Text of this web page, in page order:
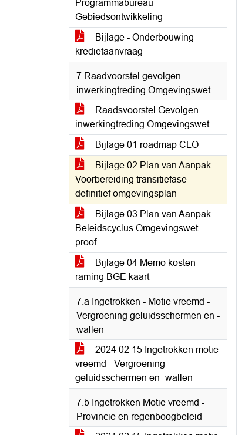
Programmabureau
Gebiedsontwikkeling
Bijlage - Onderbouwing
kredietaanvraag
7 Raadvoorstel gevolgen
inwerkingtreding Omgevingswet
Raadsvoorstel Gevolgen
inwerkingtreding Omgevingswet
Bijlage 01 roadmap CLO
Bijlage 02 Plan van Aanpak
Voorbereiding transitiefase
definitief omgevingsplan
Bijlage 03 Plan van Aanpak
Beleidscyclus Omgevingswet
proof
Bijlage 04 Memo kosten
raming BGE kaart
7.a Ingetrokken - Motie vreemd -
Vergroening geluidsschermen en -
wallen
2024 02 15 Ingetrokken motie
vreemd - Vergroening
geluidsschermen en -wallen
7.b Ingetrokken Motie vreemd -
Provincie en regenboogbeleid